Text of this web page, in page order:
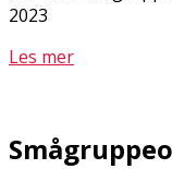
2023
Les mer